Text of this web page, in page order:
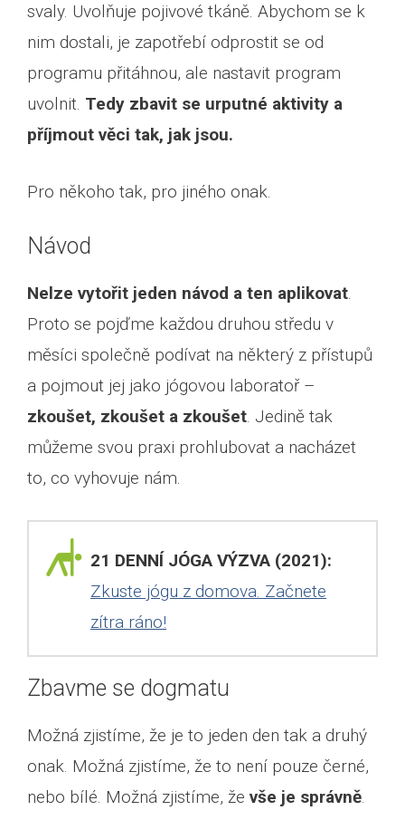
svaly. Uvolňuje pojivové tkáně. Abychom se k
nim dostali, je zapotřebí odprostit se od
programu přitáhnou, ale nastavit program
uvolnit. Tedy zbavit se urputné aktivity a
příjmout věci tak, jak jsou.
Pro někoho tak, pro jiného onak.
Návod
Nelze vytořit jeden návod a ten aplikovat.
Proto se pojďme každou druhou středu v
měsíci společně podívat na některý z přístupů
a pojmout jej jako jógovou laboratoř –
zkoušet, zkoušet a zkoušet. Jedině tak
můžeme svou praxi prohlubovat a nacházet
to, co vyhovuje nám.
21 DENNÍ JÓGA VÝZVA (2021):
Zkuste jógu z domova. Začnete
zítra ráno!
Zbavme se dogmatu
Možná zjistíme, že je to jeden den tak a druhý
onak. Možná zjistíme, že to není pouze černé,
nebo bílé. Možná zjistíme, že vše je správně.